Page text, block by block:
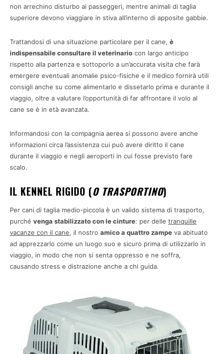
non arrechino disturbo ai passeggeri, mentre animali di taglia
superiore devono viaggiare in stiva all’interno di apposite gabbie.
Trattandosi di una situazione particolare per il cane, è
indispensabile consultare il veterinario con largo anticipo
rispetto alla partenza e sottoporlo a un’accurata visita che farà
emergere eventuali anomalie psico-fisiche e il medico fornirà utili
consigli anche su come alimentarlo e dissetarlo prima e durante il
viaggio, oltre a valutare l’opportunità di far affrontare il volo al
cane se è in età avanzata.
Informandosi con la compagnia aerea si possono avere anche
informazioni circa l’assistenza cui può avere diritto il cane
durante il viaggio e negli aeroporti in cui fosse previsto fare
scalo.
IL KENNEL RIGIDO (O TRASPORTINO)
Per cani di taglia medio-piccola è un valido sistema di trasporto,
purché venga stabilizzato con le cinture: per delle tranquille
vacanze con il cane, il nostro amico a quattro zampe va abituato
ad apprezzarlo come un luogo suo e sicuro prima di utilizzarlo in
viaggio, in modo che non si senta oppresso e ne soffra,
causando stress e distrazione anche a chi guida.